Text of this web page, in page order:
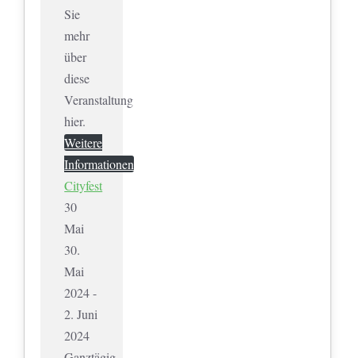
Sie
mehr
über
diese
Veranstaltung
hier.
Weitere
Informationen
Cityfest
30
Mai
30.
Mai
2024 -
2. Juni
2024